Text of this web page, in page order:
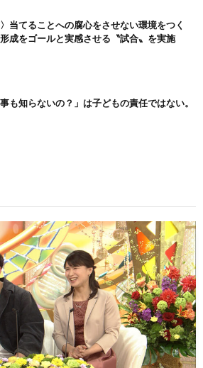
〉当てることへの腐心をさせない環境をつく
成をゴールと実感させる〝試合〟を実施
事も知らないの？」は子どもの責任ではない。